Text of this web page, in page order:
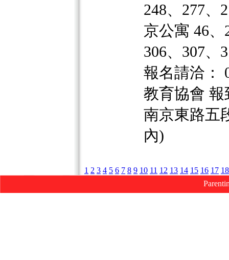
248、277、
京公寓 46、
306、307、
報名請洽：
教育協會
南京東路五
內)
1 2 3 4 5 6 7 8 9 10 11 12 13 14 15 16 17 18